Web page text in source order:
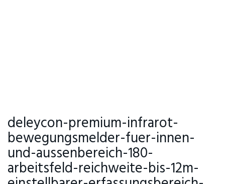
deleycon-premium-infrarot-
bewegungsmelder-fuer-innen-
und-aussenbereich-180-
arbeitsfeld-reichweite-bis-12m-